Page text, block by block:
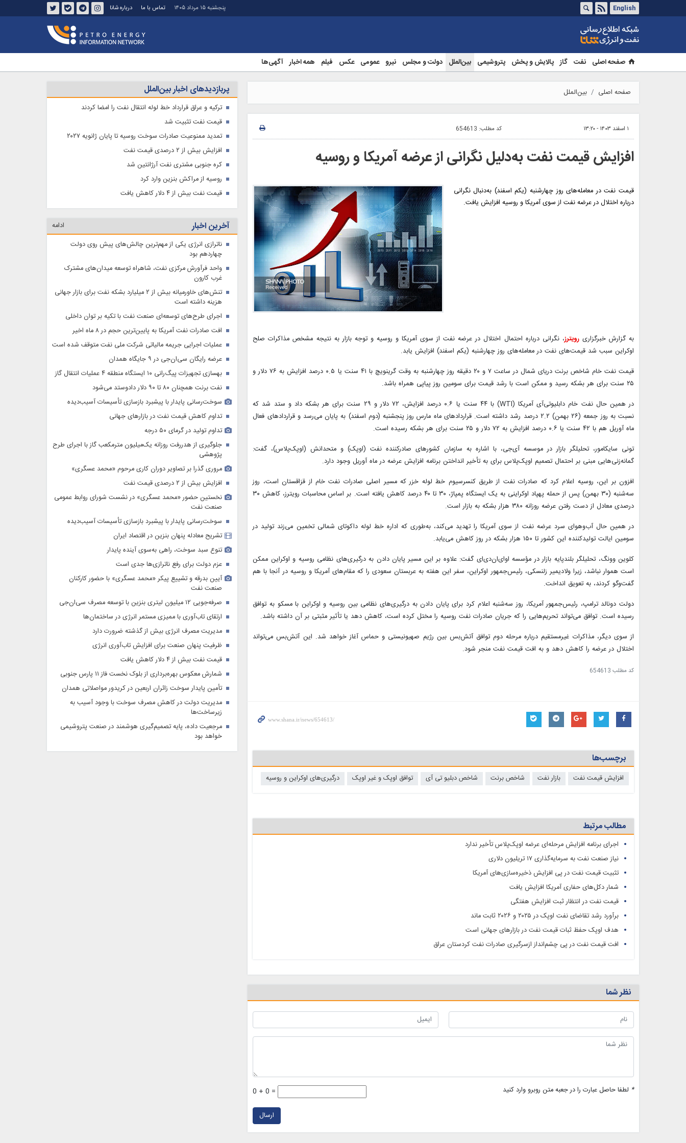
English تماس با ما درباره شانا پنجشنبه ۱۵ مرداد ۱۴۰۵
صفحه اصلی نفت گاز پالایش و پخش پتروشیمی بین‌الملل دولت و مجلس نیرو عمومی عکس فیلم همه اخبار آگهی‌ها
صفحه اصلی بین‌الملل
۱ اسفند ۱۴۰۳ - ۱۳:۲۰ کد مطلب: 654613
افزایش قیمت نفت به‌دلیل نگرانی از عرضه آمریکا و روسیه
قیمت نفت در معامله‌های روز چهارشنبه (یکم اسفند) به‌دنبال نگرانی
درباره اختلال در عرضه نفت از سوی آمریکا و روسیه افزایش یافت.
به گزارش خبرگزاریرویترز، نگرانی درباره احتمال اختلال در عرضه نفت از سوی آمریکا و روسیه و توجه بازار به نتیجه مشخص مذاکرات صلح
اوکراین سبب شد قیمت‌های نفت در معامله‌های روز چهارشنبه (یکم اسفند) افزایش یابد.
قیمت نفت خام شاخص برنت دریای شمال در ساعت ۷ و ۲۰ دقیقه روز چهارشنبه به وقت گرینویچ با ۴۱ سنت یا ۰.۵ درصد افزایش به ۷۶ دلار و
۲۵ سنت برای هر بشکه رسید و ممکن است با رشد قیمت برای سومین روز پیاپی همراه باشد.
در همین حال نفت خام دابلیوتی‌آی آمریکا (WTI) با ۴۴ سنت یا ۰.۶ درصد افزایش، ۷۲ دلار و ۲۹ سنت برای هر بشکه داد و ستد شد که
نسبت به روز جمعه (۲۶ بهمن) ۲.۲ درصد رشد داشته است. قراردادهای ماه مارس روز پنجشنبه (دوم اسفند) به پایان می‌رسد و قراردادهای فعال
ماه آوریل هم با ۴۲ سنت یا ۰.۶ درصد افزایش به ۷۲ دلار و ۲۵ سنت برای هر بشکه رسیده است.
تونی سایکامور، تحلیلگر بازار در موسسه آی‌جی، با اشاره به سازمان کشورهای صادرکننده نفت (اوپک) و متحدانش (اوپک‌پلاس)، گفت:
گمانه‌زنی‌هایی مبنی بر احتمال تصمیم اوپک‌پلاس برای به تأخیر انداختن برنامه افزایش عرضه در ماه آوریل وجود دارد.
افزون بر این، روسیه اعلام کرد که صادرات نفت از طریق کنسرسیوم خط لوله خزر که مسیر اصلی صادرات نفت خام از قزاقستان است، روز
سه‌شنبه (۳۰ بهمن) پس از حمله پهپاد اوکراینی به یک ایستگاه پمپاژ، ۳۰ تا ۴۰ درصد کاهش یافته است. بر اساس محاسبات رویترز، کاهش ۳۰
درصدی معادل از دست رفتن عرضه روزانه ۳۸۰ هزار بشکه به بازار است.
در همین حال آب‌وهوای سرد عرضه نفت از سوی آمریکا را تهدید می‌کند، به‌طوری که اداره خط لوله داکوتای شمالی تخمین می‌زند تولید در
سومین ایالت تولیدکننده این کشور تا ۱۵۰ هزار بشکه در روز کاهش می‌یابد.
کلوین وونگ، تحلیلگر بلندپایه بازار در مؤسسه اوای‌ان‌دی‌ای گفت: علاوه بر این مسیر پایان دادن به درگیری‌های نظامی روسیه و اوکراین ممکن
است هموار نباشد، زیرا ولادیمیر زلنسکی، رئیس‌جمهور اوکراین، سفر این هفته به عربستان سعودی را که مقام‌های آمریکا و روسیه در آنجا با هم
گفت‌وگو کردند، به تعویق انداخت.
دولت دونالد ترامپ، رئیس‌جمهور آمریکا، روز سه‌شنبه اعلام کرد برای پایان دادن به درگیری‌های نظامی بین روسیه و اوکراین با مسکو به توافق
رسیده است. توافق می‌تواند تحریم‌هایی را که جریان صادرات نفت روسیه را مختل کرده‌ است، کاهش دهد یا تأثیر مثبتی بر آن داشته باشد.
از سوی دیگر، مذاکرات غیرمستقیم درباره مرحله دوم توافق آتش‌بس بین رژیم صهیونیستی و حماس آغاز خواهد شد. این آتش‌بس می‌تواند
اختلال در عرضه را کاهش دهد و به افت قیمت نفت منجر شود.
کد مطلب 654613
برچسب‌ها
افزایش قیمت نفت بازار نفت شاخص برنت شاخص دبلیو تی آی توافق اوپک و غیر اوپک درگیری‌های اوکراین و روسیه
مطالب مرتبط
اجرای برنامه افزایش مرحله‌ای عرضه اوپک‌پلاس تأخیر ندارد
نیاز صنعت نفت به سرمایه‌گذاری ۱۷ تریلیون دلاری
تثبیت قیمت نفت در پی افزایش ذخیره‌سازی‌های آمریکا
شمار دکل‌های حفاری آمریکا افزایش یافت
قیمت نفت در انتظار ثبت افزایش هفتگی
برآورد رشد تقاضای نفت اوپک در ۲۰۲۵ و ۲۰۲۶ ثابت ماند
هدف اوپک حفظ ثبات قیمت نفت در بازارهای جهانی است
افت قیمت نفت در پی چشم‌انداز ازسرگیری صادرات نفت کردستان عراق
نظر شما
* لطفا حاصل عبارت را در جعبه متن روبرو وارد کنید 0 + 0 =
ارسال
پربازدیدهای اخبار بین‌الملل
ترکیه و عراق قرارداد خط لوله انتقال نفت را امضا کردند
قیمت نفت تثبیت شد
تمدید ممنوعیت صادرات سوخت روسیه تا پایان ژانویه ۲۰۲۷
افزایش بیش از ۲ درصدی قیمت نفت
کره جنوبی مشتری نفت آرژانتین شد
روسیه از مراکش بنزین وارد کرد
قیمت نفت بیش از ۴ دلار کاهش یافت
آخرین اخبار
ادامه
ناترازی انرژی یکی از مهم‌ترین چالش‌های پیش روی دولت
چهاردهم بود
واحد فرآورش مرکزی نفت، شاهراه توسعه میدان‌های مشترک
غرب کارون
تنش‌های خاورمیانه بیش از ۲ میلیارد بشکه نفت برای بازار جهانی
هزینه داشته است
اجرای طرح‌های توسعه‌ای صنعت نفت با تکیه بر توان داخلی
افت صادرات نفت آمریکا به پایین‌ترین حجم در ۸ ماه اخیر
عملیات اجرایی جریمه مالیاتی شرکت ملی نفت متوقف شده است
عرضه رایگان سی‌ان‌جی در ۹ جایگاه همدان
بهسازی تجهیزات پیگ‌رانی ۱۰ ایستگاه منطقه ۴ عملیات انتقال گاز
نفت برنت همچنان ۸۰ تا ۹۰ دلار دادوستد می‌شود
سوخت‌رسانی پایدار با پیشبرد بازسازی تأسیسات آسیب‌دیده
تداوم کاهش قیمت نفت در بازارهای جهانی
تداوم تولید در گرمای ۵۰ درجه
جلوگیری از هدررفت روزانه یک‌میلیون مترمکعب گاز با اجرای طرح
پژوهشی
مروری گذرا بر تصاویر دوران کاری مرحوم «محمد عسگری»
افزایش بیش از ۲ درصدی قیمت نفت
نخستین حضور «محمد عسگری» در نشست شورای روابط عمومی
صنعت نفت
سوخت‌رسانی پایدار با پیشبرد بازسازی تأسیسات آسیب‌دیده
تشریح معادله‌ پنهان بنزین در اقتصاد ایران
تنوع سبد سوخت، راهی به‌سوی آینده پایدار
عزم دولت برای رفع ناترازی‌ها جدی است
آیین بدرقه و تشییع پیکر «محمد عسگری» با حضور کارکنان
صنعت نفت
صرفه‌جویی ۱۲ میلیون لیتری بنزین با توسعه مصرف سی‌ان‌جی
ارتقای تاب‌آوری با ممیزی مستمر انرژی در ساختمان‌ها
مدیریت مصرف انرژی بیش از گذشته ضرورت دارد
ظرفیت پنهان صنعت برای افزایش تاب‌آوری انرژی
قیمت نفت بیش از ۴ دلار کاهش یافت
شمارش معکوس بهره‌برداری از بلوک نخست فاز ۱۱ پارس جنوبی
تأمین پایدار سوخت زائران اربعین در کریدور مواصلاتی همدان
مدیریت دولت در کاهش مصرف سوخت با وجود آسیب به
زیرساخت‌ها
مرجعیت داده، پایه تصمیم‌گیری‌ هوشمند در صنعت پتروشیمی
خواهد بود